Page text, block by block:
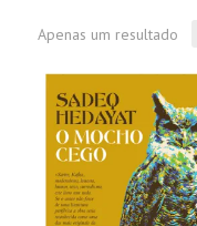
Apenas um resultado